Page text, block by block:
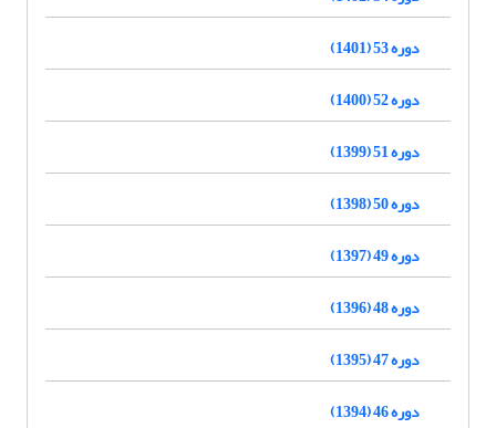
دوره 53 (1401)
دوره 52 (1400)
دوره 51 (1399)
دوره 50 (1398)
دوره 49 (1397)
دوره 48 (1396)
دوره 47 (1395)
دوره 46 (1394)